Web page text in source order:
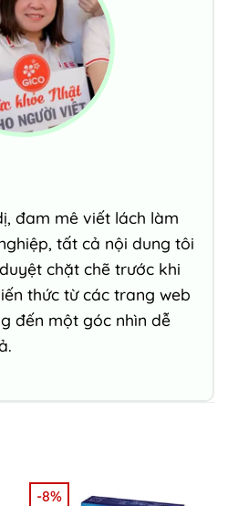
đam mê viết lách làm
tất cả nội dung tôi
chặt chẽ trước khi
thức từ các trang web
đến một góc nhìn dễ
-8%